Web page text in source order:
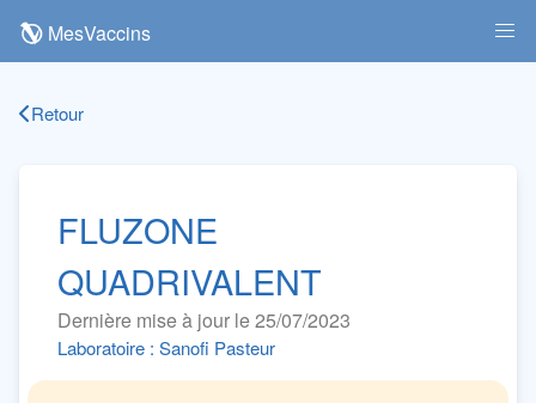
MesVaccins
Retour
FLUZONE
QUADRIVALENT
Dernière mise à jour le 25/07/2023
Laboratoire : Sanofi Pasteur